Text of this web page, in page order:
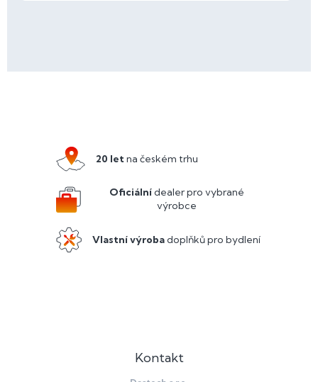
20 letna českém trhu
Oficiálnídealer pro vybrané
výrobce
Vlastní výrobadoplňků pro bydlení
Kontakt